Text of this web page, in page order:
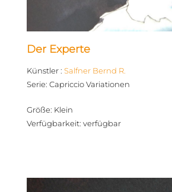
Der Experte
Künstler: Salfner Bernd R.
Serie: Capriccio Variationen
Größe: Klein
Verfügbarkeit: verfügbar